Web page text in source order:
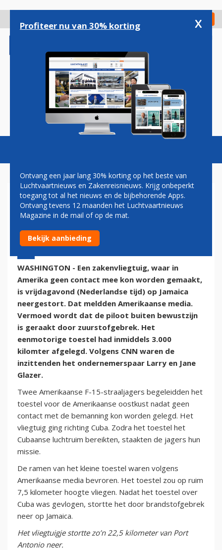
gaan
Check in
Magazine Podcasts Vacatures
CONTACTLOOS VLIEGTUIG
CRASHT OP JAMAICA
5 september 2014 - 20:43
WASHINGTON - Een zakenvliegtuig, waar in
Amerika geen contact mee kon worden gemaakt,
is vrijdagavond (Nederlandse tijd) op Jamaica
neergestort. Dat meldden Amerikaanse media.
Vermoed wordt dat de piloot buiten bewustzijn
is geraakt door zuurstofgebrek. Het
eenmotorige toestel had inmiddels 3.000
kilomter afgelegd. Volgens CNN waren de
inzittenden het ondernemerspaar Larry en Jane
Glazer.
Twee Amerikaanse F-15-straaljagers begeleidden het
toestel voor de Amerikaanse oostkust nadat geen
contact met de bemanning kon worden gelegd. Het
vliegtuig ging richting Cuba. Zodra het toestel het
Cubaanse luchtruim bereikten, staakten de jagers hun
missie.
De ramen van het kleine toestel waren volgens
Amerikaanse media bevroren. Het toestel zou op ruim
7,5 kilometer hoogte vliegen. Nadat het toestel over
Cuba was gevlogen, stortte het door brandstofgebrek
neer op Jamaica.
Het vliegtuigje stortte zo’n 22,5 kilometer van Port
Antonio neer.
Profiteer nu van 30% korting x
Ontvang een jaar lang 30% korting op het beste van
Luchtvaartnieuws en Zakenreisnieuws. Krijg onbeperkt
toegang tot al het nieuws en de bijbehorende Apps.
Ontvang tevens 12 maanden het Luchtvaartnieuws
Magazine in de mail of op de mat.
Bekijk aanbieding